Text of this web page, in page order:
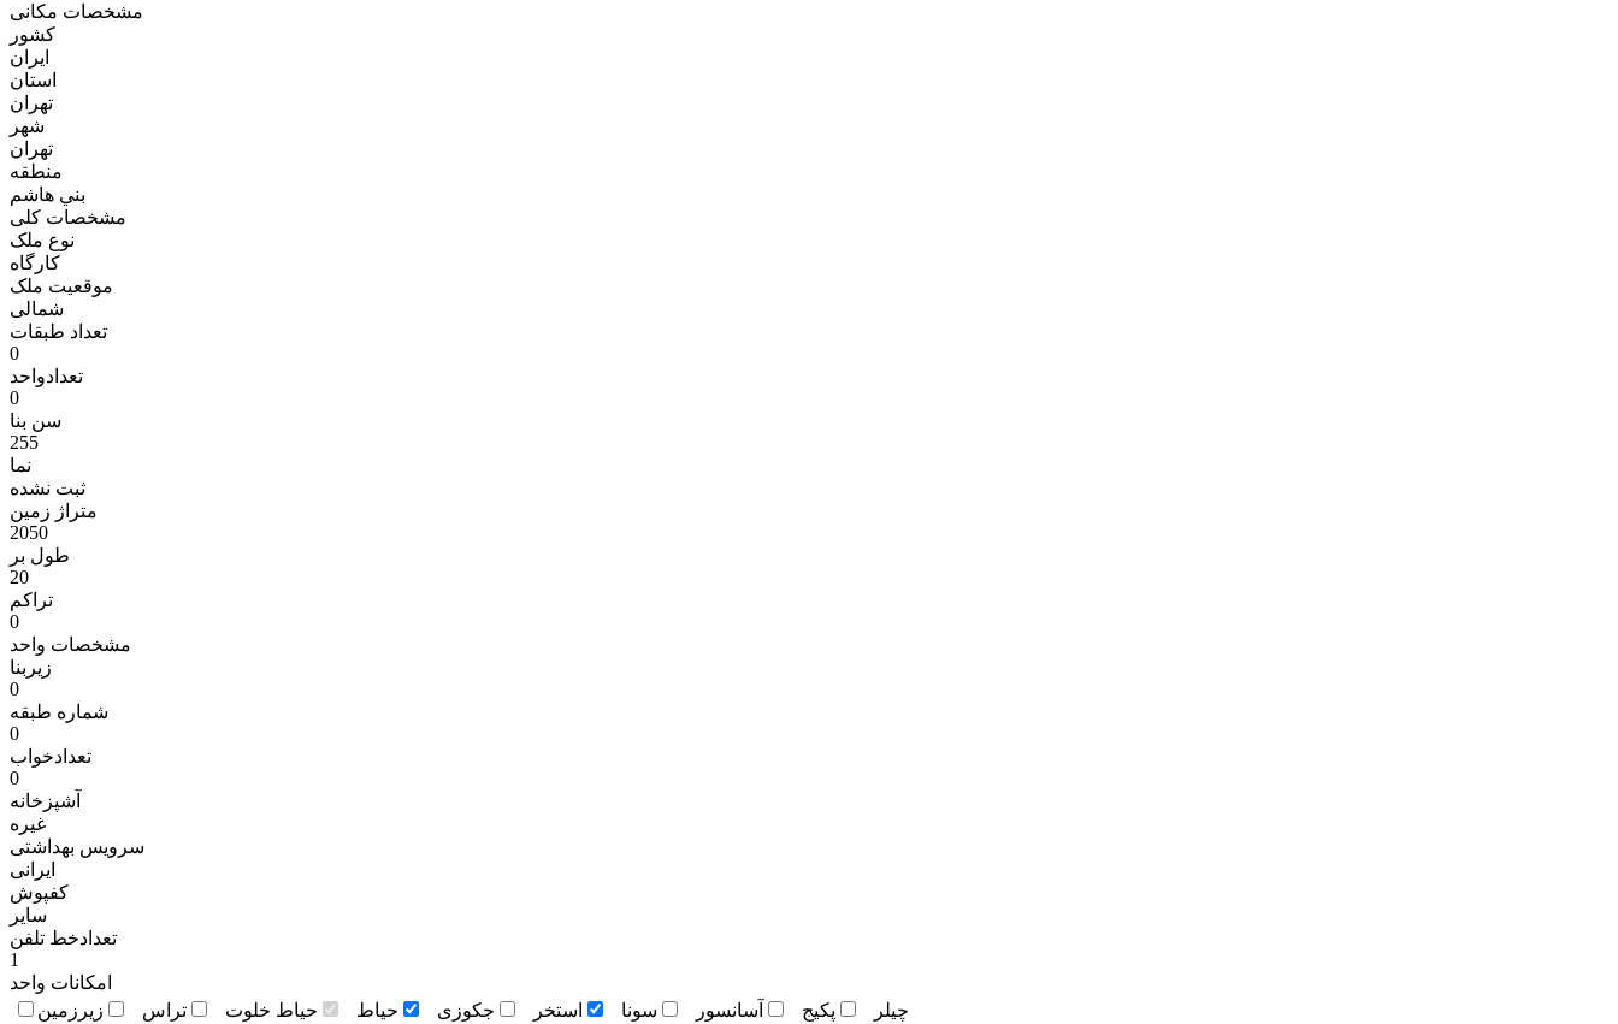
مشخصات مکانی
کشور
ایران
استان
تهران
شهر
تهران
منطقه
بني هاشم
مشخصات کلی
نوع ملک
کارگاه
موقعیت ملک
شمالی
تعداد طبقات
0
تعدادواحد
0
سن بنا
255
نما
ثبت نشده
متراژ زمين
2050
طول بر
20
تراکم
0
مشخصات واحد
زیربنا
0
شماره طبقه
0
تعدادخواب
0
آشپزخانه
غیره
سرویس بهداشتی
ايرانی
کفپوش
سایر
تعدادخط تلفن
1
امکانات واحد
چيلر
پکيج آسانسور سونا استخر جکوزی حياط حياط خلوت تراس
زيرزمين